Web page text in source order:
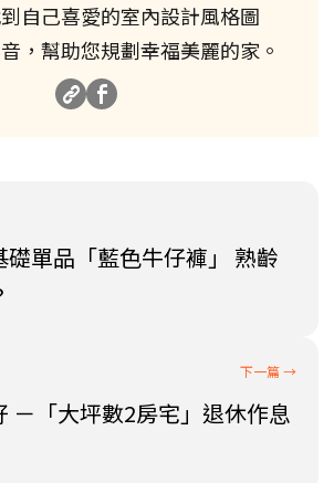
自己喜愛的室內設計風格圖
，幫助您規劃幸福美麗的家。
礎單品「藍色牛仔褲」 熟齡
－「大坪數2房宅」退休作息